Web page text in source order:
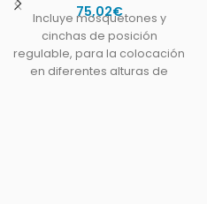
75,02€
Incluye mosquetones y
cinchas de posición
regulable, para la colocación
en diferentes alturas de